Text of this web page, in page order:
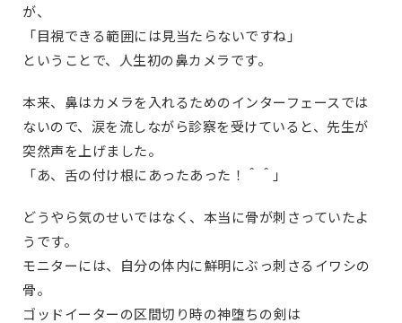
が、
「目視できる範囲には見当たらないですね」
ということで、人生初の鼻カメラです。
本来、鼻はカメラを入れるためのインターフェースでは
ないので、涙を流しながら診察を受けていると、先生が
突然声を上げました。
「あ、舌の付け根にあったあった！＾＾」
どうやら気のせいではなく、本当に骨が刺さっていたよ
うです。
モニターには、自分の体内に鮮明にぶっ刺さるイワシの
骨。
ゴッドイーターの区間切り時の神堕ちの剣は